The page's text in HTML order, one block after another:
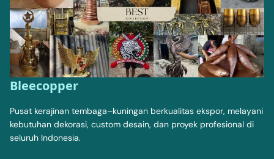
Bleecopper
Pusat kerajinan tembaga–kuningan berkualitas ekspor, melayani
kebutuhan dekorasi, custom desain, dan proyek profesional di
seluruh Indonesia.